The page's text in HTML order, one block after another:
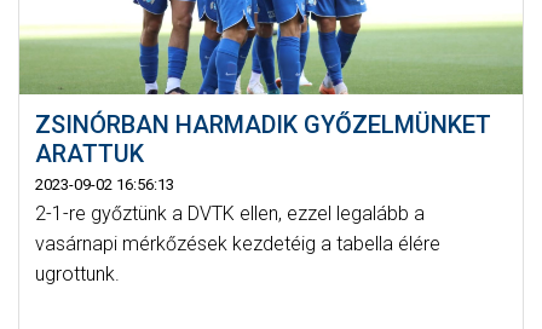
ZSINÓRBAN HARMADIK GYŐZELMÜNKET
ARATTUK
2023-09-02 16:56:13
2-1-re győztünk a DVTK ellen, ezzel legalább a
vasárnapi mérkőzések kezdetéig a tabella élére
ugrottunk.